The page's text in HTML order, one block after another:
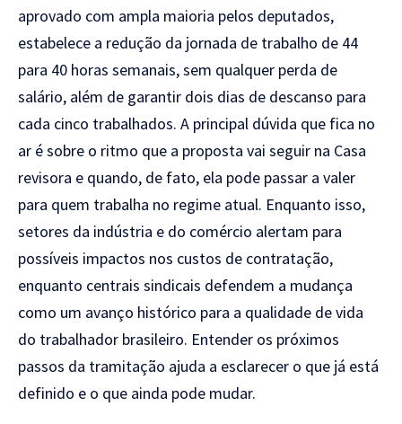
aprovado com ampla maioria pelos deputados,
estabelece a redução da jornada de trabalho de 44
para 40 horas semanais,sem qualquer perda de
salário, além de garantir dois dias de descanso para
cada cinco trabalhados. A principal dúvida que fica no
ar é sobre o ritmo que a proposta vai seguir na Casa
revisora e quando, de fato, ela pode passar a valer
para quem trabalha no regime atual. Enquanto isso,
setores da indústria e do comércio alertam para
possíveis impactos nos custos de contratação,
enquanto centrais sindicais defendem a mudança
como um avanço histórico para a qualidade devida
do trabalhador brasileiro. Entender os próximos
passos da tramitação ajuda a esclarecer o que já está
definido e o que ainda pode mudar.